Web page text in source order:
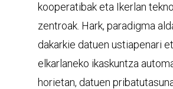
kooperatibak eta Ikerlan
zentroak. Hark, paradigma
dakarkie datuen ustiapenari
elkarlaneko ikaskuntza
horietan, datuen